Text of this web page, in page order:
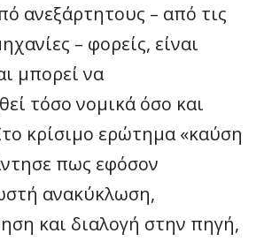
ανεξάρτητους – από τις
– φορείς, είναι
μπορεί να
τόσο νομικά όσο και
κρίσιμο ερώτημα «καύση
πως εφόσον
ανακύκλωση,
και διαλογή στην πηγή,